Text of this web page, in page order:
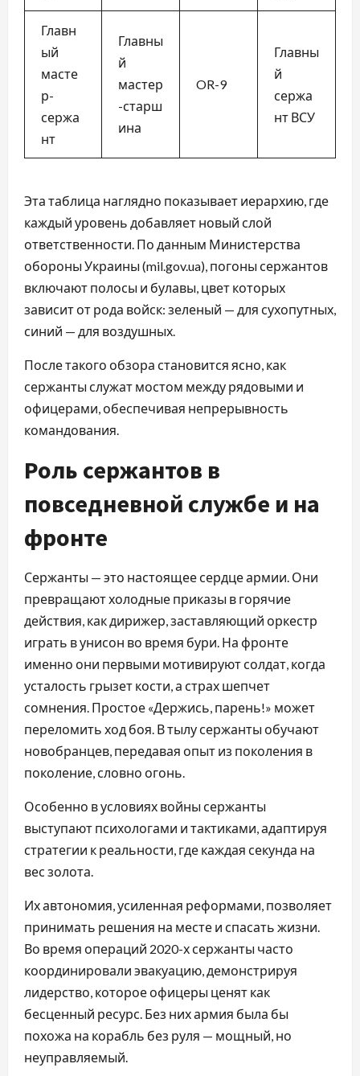
Главн
ый
масте
р-
сержа
нт
Главны
й
мастер
-старш
ина
OR-9
Главны
й
сержа
нт ВСУ
Эта таблица наглядно показывает иерархию, где
каждый уровень добавляет новый слой
ответственности. По данным Министерства
обороны Украины (mil.gov.ua), погоны сержантов
включают полосы и булавы, цвет которых
зависит от рода войск: зеленый — для сухопутных,
синий — для воздушных.
После такого обзора становится ясно, как
сержанты служат мостом между рядовыми и
офицерами, обеспечивая непрерывность
командования.
Роль сержантов в
повседневной службе и на
фронте
Сержанты — это настоящее сердце армии. Они
превращают холодные приказы в горячие
действия, как дирижер, заставляющий оркестр
играть в унисон во время бури. На фронте
именно они первыми мотивируют солдат, когда
усталость грызет кости, а страх шепчет
сомнения. Простое «Держись, парень!» может
переломить ход боя. В тылу сержанты обучают
новобранцев, передавая опыт из поколения в
поколение, словно огонь.
Особенно в условиях войны сержанты
выступают психологами и тактиками, адаптируя
стратегии к реальности, где каждая секунда на
вес золота.
Их автономия, усиленная реформами, позволяет
принимать решения на месте и спасать жизни.
Во время операций 2020-х сержанты часто
координировали эвакуацию, демонстрируя
лидерство, которое офицеры ценят как
бесценный ресурс. Без них армия была бы
похожа на корабль без руля — мощный, но
неуправляемый.